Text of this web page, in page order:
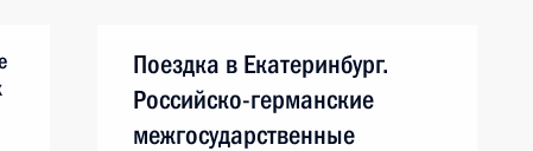
Поездка в Екатеринбург.
Российско-германские
межгосударственные